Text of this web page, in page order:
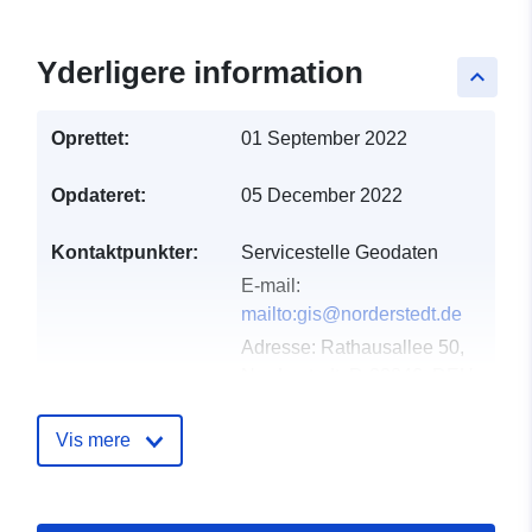
keyboard_arrow_up
Yderligere information
Oprettet: 01 September 2022
Opdateret: 05 December 2022
Kontaktpunkter:
Servicestelle Geodaten
E-mail:
mailto:gis@norderstedt.de
Adresse: Rathausallee 50,
Fortegnelse over
kataloger:
Vis mere